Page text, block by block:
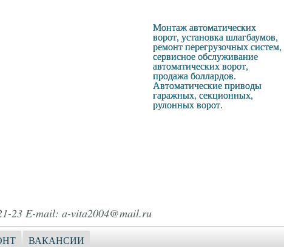
Монтаж автоматических
ворот, установка шлагбаумов,
ремонт перегрузочных систем,
сервисное обслуживание
автоматических ворот,
продажа боллардов.
Автоматические приводы
гаражных, секционных,
рулонных ворот.
23 E-mail: a-vita2004@mail.ru
ВАКАНСИИ